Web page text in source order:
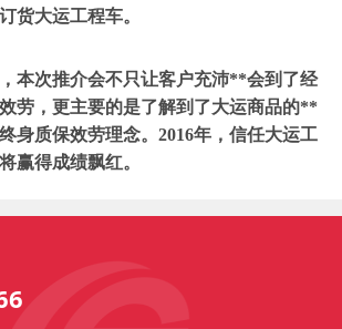
货大运工程车。
本次推介会不只让客户充沛**会到了经
劳，更主要的是了解到了大运商品的**
身质保效劳理念。2016年，信任大运工
赢得成绩飘红。